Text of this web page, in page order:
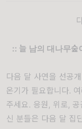
:: 늘 남의 대나무숲
다음 달 사연을 선공
온기가 필요합니다.
주세요. 응원 , 위로, 공
신 분들은 다음 달 집